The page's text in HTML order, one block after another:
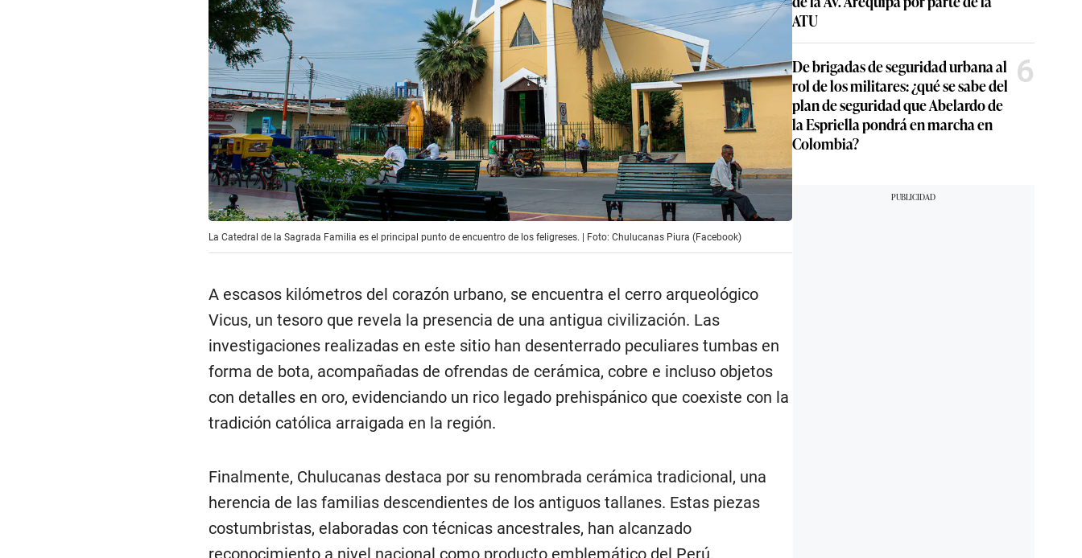
La Catedral de la Sagrada Familia es el principal punto de encuentro de los feligreses. | Foto: Chulucanas Piura (Facebook)
A escasos kilómetros del corazón urbano, se encuentra el cerro arqueológico
Vicus, un tesoro que revela la presencia de una antigua civilización. Las
investigaciones realizadas en este sitio han desenterrado peculiares tumbas en
forma de bota, acompañadas de ofrendas de cerámica, cobre e incluso objetos
con detalles en oro, evidenciando un rico legado prehispánico que coexiste con la
tradición católica arraigada en la región.
Finalmente, Chulucanas destaca por su renombrada cerámica tradicional, una
herencia de las familias descendientes de los antiguos tallanes. Estas piezas
costumbristas, elaboradas con técnicas ancestrales, han alcanzado
reconocimiento a nivel nacional como producto emblemático del Perú.
ATU
De brigadas de seguridad urbana al
rol de los militares: ¿qué se sabe del
plan de seguridad que Abelardo de
la Espriella pondrá en marcha en
Colombia?
6